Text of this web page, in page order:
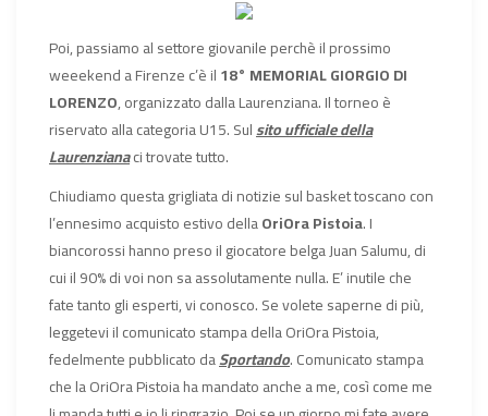
Poi, passiamo al settore giovanile perchè il prossimo
weeekend a Firenze c’è il18° MEMORIAL GIORGIO DI
LORENZO, organizzato dalla Laurenziana. Il torneo è
riservato alla categoria U15. Sulsito ufficiale della
Laurenzianaci trovate tutto.
Chiudiamo questa grigliata di notizie sul basket toscano con
l’ennesimo acquisto estivo dellaOriOra Pistoia. I
biancorossi hanno preso il giocatore belga Juan Salumu, di
cui il 90% di voi non sa assolutamente nulla. E’ inutile che
fate tanto gli esperti, vi conosco. Se volete saperne di più,
leggetevi il comunicato stampa della OriOra Pistoia,
fedelmente pubblicato daSportando. Comunicato stampa
che la OriOra Pistoia ha mandato anche a me, così come me